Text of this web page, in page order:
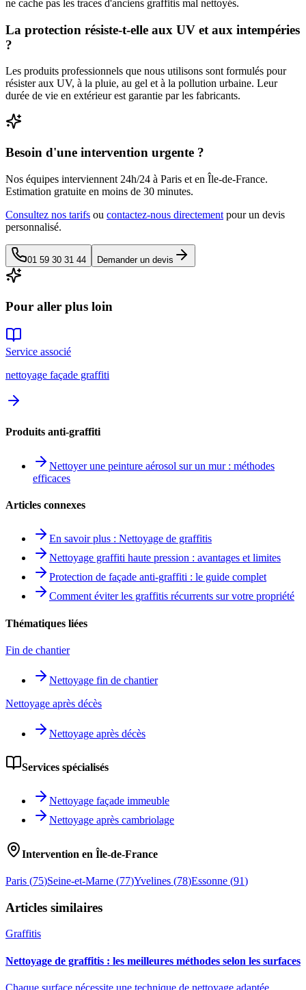
ne cache pas les traces d'anciens graffitis mal nettoyés.
La protection résiste-t-elle aux UV et aux intempéries
?
Les produits professionnels que nous utilisons sont formulés pour
résister aux UV, à la pluie, au gel et à la pollution urbaine. Leur
durée de vie en extérieur est garantie par les fabricants.
Besoin d'une intervention urgente ?
Nos équipes interviennent 24h/24 à Paris et en Île-de-France.
Estimation gratuite en moins de 30 minutes.
Consultez nos tarifs ou contactez-nous directement pour un devis
personnalisé.
01 59 30 31 44 Demander un devis
Pour aller plus loin
Service associé
nettoyage façade graffiti
Produits anti-graffiti
Nettoyer une peinture aérosol sur un mur : méthodes
efficaces
Articles connexes
En savoir plus : Nettoyage de graffitis
Nettoyage graffiti haute pression : avantages et limites
Protection de façade anti-graffiti : le guide complet
Comment éviter les graffitis récurrents sur votre propriété
Thématiques liées
Fin de chantier
Nettoyage fin de chantier
Nettoyage après décès
Nettoyage après décès
Services spécialisés
Nettoyage façade immeuble
Nettoyage après cambriolage
Intervention en Île-de-France
Paris (75)Seine-et-Marne (77)Yvelines (78)Essonne (91)
Articles similaires
Graffitis
Nettoyage de graffitis : les meilleures méthodes selon les surfaces
Chaque surface nécessite une technique de nettoyage adaptée.